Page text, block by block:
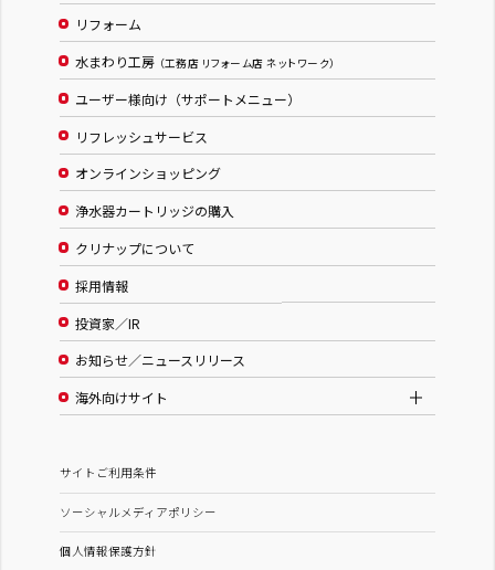
リフォーム
水まわり工房 （工務店 リフォーム店 ネットワーク）
ユーザー様向け（サポートメニュー）
リフレッシュサービス
オンラインショッピング
浄水器カートリッジの購入
クリナップについて
採用情報
投資家／IR
お知らせ／ニュースリリース
海外向けサイト
サイトご利用条件
ソーシャルメディアポリシー
個人情報保護方針